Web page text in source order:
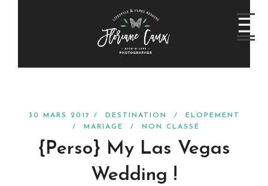
30 MARS 2017 / DESTINATION /
ELOPEMENT
/
MARIAGE / NON CLASSÉ
{Perso} My Las Vegas
Wedding !